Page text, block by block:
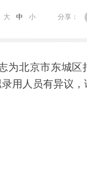
分享：
大 中 小
为北京市东城区
用人员有异议